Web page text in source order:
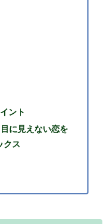
ント
に見えない恋を
クス